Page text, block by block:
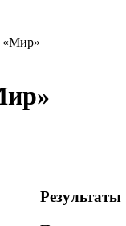
«Мир»
Результаты